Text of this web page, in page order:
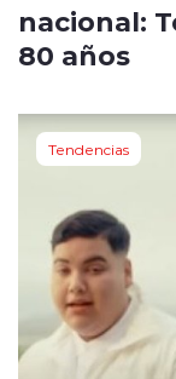
nacional:
80 años
Tendencias